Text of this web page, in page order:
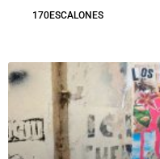
170ESCALONES